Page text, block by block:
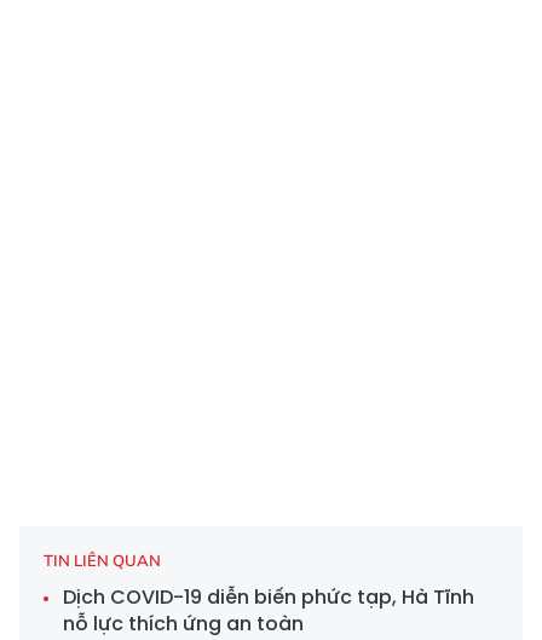
TIN LIÊN QUAN
Dịch COVID-19 diễn biến phức tạp, Hà Tĩnh
nỗ lực thích ứng an toàn